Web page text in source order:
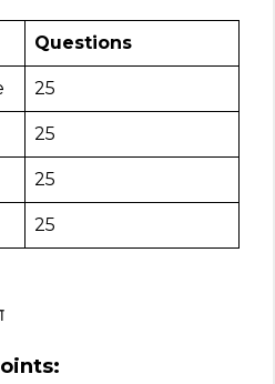
Questions
25
25
25
25